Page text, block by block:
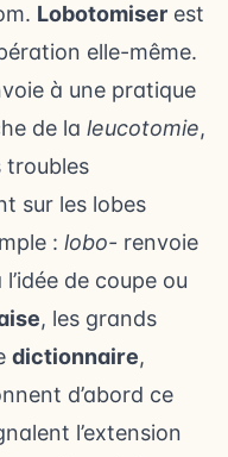
Lobotomiser est
elle-même.
à une pratique
de la leucotomie,
troubles
sur les lobes
: lobo- renvoie
l’idée de coupe ou
, les grands
dictionnaire,
d’abord ce
l’extension